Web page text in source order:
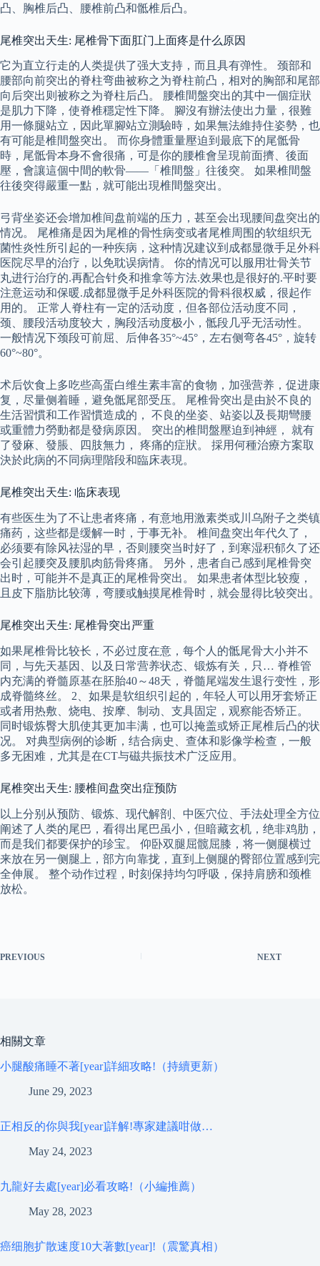
凸、胸椎后凸、腰椎前凸和骶椎后凸。
尾椎突出天生: 尾椎骨下面肛门上面疼是什么原因
它为直立行走的人类提供了强大支持，而且具有弹性。 颈部和
腰部向前突出的脊柱弯曲被称之为脊柱前凸，相对的胸部和尾部
向后突出则被称之为脊柱后凸。 腰椎間盤突出的其中一個症狀
是肌力下降，使脊椎穩定性下降。 腳沒有辦法使出力量，很難
用一條腿站立，因此單腳站立測驗時，如果無法維持住姿勢，也
有可能是椎間盤突出。 而你身體重量壓迫到最底下的尾骶骨
時，尾骶骨本身不會很痛，可是你的腰椎會呈現前面擠、後面
壓，會讓這個中間的軟骨——「椎間盤」往後突。 如果椎間盤
往後突得嚴重一點，就可能出現椎間盤突出。
弓背坐姿还会增加椎间盘前端的压力，甚至会出现腰间盘突出的
情况。 尾椎痛是因为尾椎的骨性病变或者尾椎周围的软组织无
菌性炎性所引起的一种疾病，这种情况建议到成都显微手足外科
医院尽早的治疗，以免耽误病情。 你的情况可以服用壮骨关节
丸进行治疗的.再配合针灸和推拿等方法.效果也是很好的.平时要
注意运动和保暖.成都显微手足外科医院的骨科很权威，很起作
用的。 正常人脊柱有一定的活动度，但各部位活动度不同，
颈、腰段活动度较大，胸段活动度极小，骶段几乎无活动性。
一般情况下颈段可前屈、后伸各35°~45°，左右侧弯各45°，旋转
60°~80°。
术后饮食上多吃些高蛋白维生素丰富的食物，加强营养，促进康
复，尽量侧着睡，避免骶尾部受压。 尾椎骨突出是由於不良的
生活習慣和工作習慣造成的， 不良的坐姿、站姿以及長期彎腰
或重體力勞動都是發病原因。 突出的椎間盤壓迫到神經， 就有
了發麻、發脹、四肢無力， 疼痛的症狀。 採用何種治療方案取
決於此病的不同病理階段和臨床表現。
尾椎突出天生: 临床表现
有些医生为了不让患者疼痛，有意地用激素类或川乌附子之类镇
痛药，这些都是缓解一时，于事无补。 椎间盘突出年代久了，
必须要有除风祛湿的早，否则腰突当时好了，到寒湿积郁久了还
会引起腰突及腰肌肉筋骨疼痛。 另外，患者自己感到尾椎骨突
出时，可能并不是真正的尾椎骨突出。 如果患者体型比较瘦，
且皮下脂肪比较薄，弯腰或触摸尾椎骨时，就会显得比较突出。
尾椎突出天生: 尾椎骨突出严重
如果尾椎骨比较长，不必过度在意，每个人的骶尾骨大小并不
同，与先天基因、以及日常营养状态、锻炼有关，只… 脊椎管
内充满的脊髓原基在胚胎40～48天，脊髓尾端发生退行变性，形
成脊髓终丝。 2、如果是软组织引起的，年轻人可以用牙套矫正
或者用热敷、烧电、按摩、制动、支具固定，观察能否矫正。
同时锻炼臀大肌使其更加丰满，也可以掩盖或矫正尾椎后凸的状
况。 对典型病例的诊断，结合病史、查体和影像学检查，一般
多无困难，尤其是在CT与磁共振技术广泛应用。
尾椎突出天生: 腰椎间盘突出症预防
以上分别从预防、锻炼、现代解剖、中医穴位、手法处理全方位
阐述了人类的尾巴，看得出尾巴虽小，但暗藏玄机，绝非鸡肋，
而是我们都要保护的珍宝。 仰卧双腿屈髋屈膝，将一侧腿横过
来放在另一侧腿上，部方向靠拢，直到上侧腿的臀部位置感到完
全伸展。 整个动作过程，时刻保持均匀呼吸，保持肩膀和颈椎
放松。
PREVIOUS NEXT
相關文章
小腿酸痛睡不著[year]詳細攻略!（持續更新）
June 29, 2023
正相反的你與我[year]詳解!專家建議咁做…
May 24, 2023
九龍好去處[year]必看攻略!（小編推薦）
May 28, 2023
癌细胞扩散速度10大著數[year]!（震驚真相）